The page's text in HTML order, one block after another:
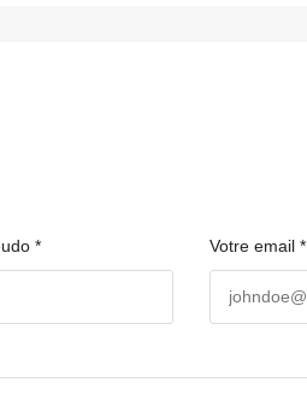
* Votre email *